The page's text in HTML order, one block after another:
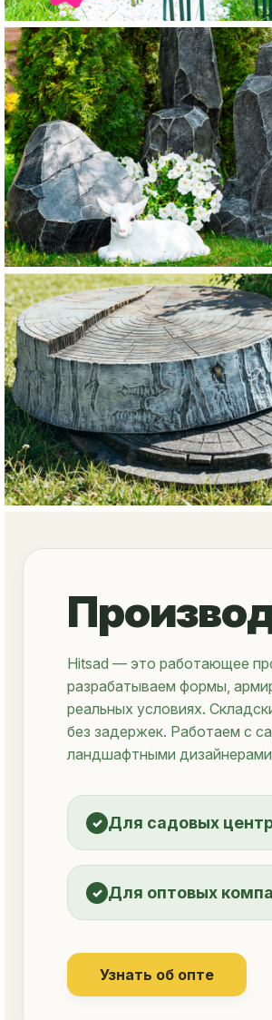
Hitsad — это работающее
разрабатываем формы,
реальных условиях.
без задержек. Работаем с
ландшафтными
Для садовых
Для оптовых
Узнать об опте